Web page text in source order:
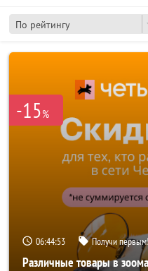
По рейтингу
-15%
06:44:53 Получи первым!
Различные товары в